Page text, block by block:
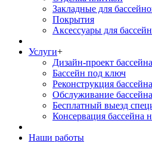
Закладные для
Покрытия
Аксессуары для
Услуги+
Дизайн-проект бассейна
Бассейн под ключ
Реконструкция бассейна
Обслуживание бассейна
Бесплатный выезд
Консервация бассейна
Наши работы